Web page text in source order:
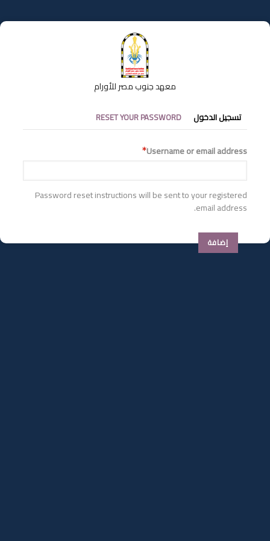
إلى
المحتوى
معهد جنوب مصر للأورام
التبويبات
الأساسية
تسجيل الدخول RESET YOUR PASSWORD
Username or email address
Password reset instructions will be sent to your registered
email address.